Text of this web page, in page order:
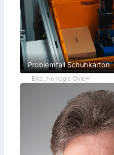
Problemfall Schuhkarton
Bild: .Nomagic GmbH